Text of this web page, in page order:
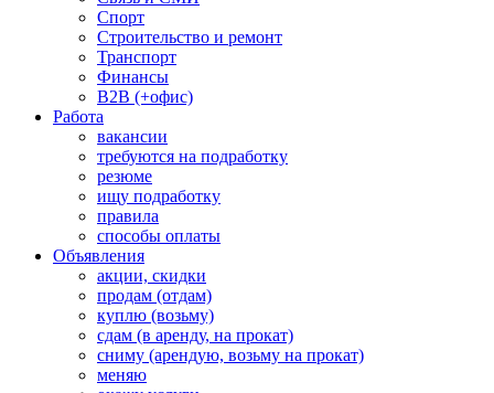
Спорт
Строительство и ремонт
Транспорт
Финансы
B2B (+офис)
Работа
вакансии
требуются на подработку
резюме
ищу подработку
правила
способы оплаты
Объявления
акции, скидки
продам (отдам)
куплю (возьму)
сдам (в аренду, на прокат)
сниму (арендую, возьму на прокат)
меняю